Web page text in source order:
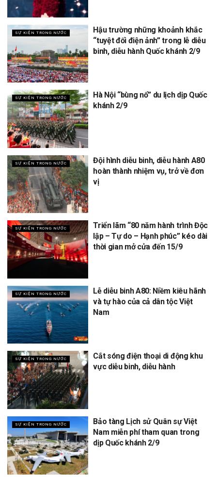
SỰ KIỆN TRONG NƯỚC
Hậu trường những khoảnh khắc
“tuyệt đối điện ảnh” trong lễ diễu
binh, diễu hành Quốc khánh 2/9
SỰ KIỆN TRONG NƯỚC
Hà Nội “bùng nổ” du lịch dịp Quốc
khánh 2/9
SỰ KIỆN TRONG NƯỚC
Đội hình diễu binh, diễu hành A80
hoàn thành nhiệm vụ, trở về đơn
vị
SỰ KIỆN TRONG NƯỚC
Triển lãm “80 năm hành trình Độc
lập – Tự do – Hạnh phúc” kéo dài
thời gian mở cửa đến 15/9
SỰ KIỆN TRONG NƯỚC
Lễ diễu binh A80: Niềm kiêu hãnh
và tự hào của cả dân tộc Việt
Nam
SỰ KIỆN TRONG NƯỚC
Cắt sóng điện thoại di động khu
vực diễu binh, diễu hành
SỰ KIỆN TRONG NƯỚC
Bảo tàng Lịch sử Quân sự Việt
Nam miễn phí tham quan trong
dịp Quốc khánh 2/9